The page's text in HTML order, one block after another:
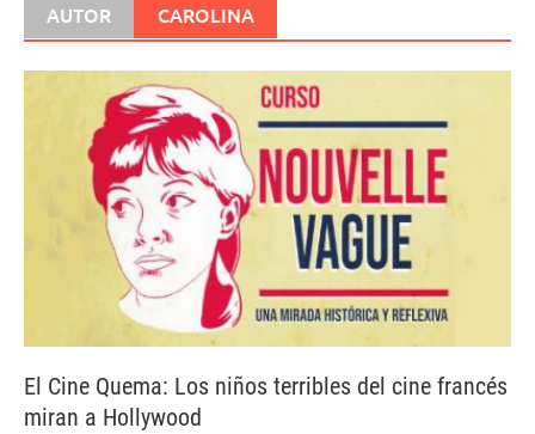
AUTOR CAROLINA
El Cine Quema: Los niños terribles del cine francés
miran a Hollywood